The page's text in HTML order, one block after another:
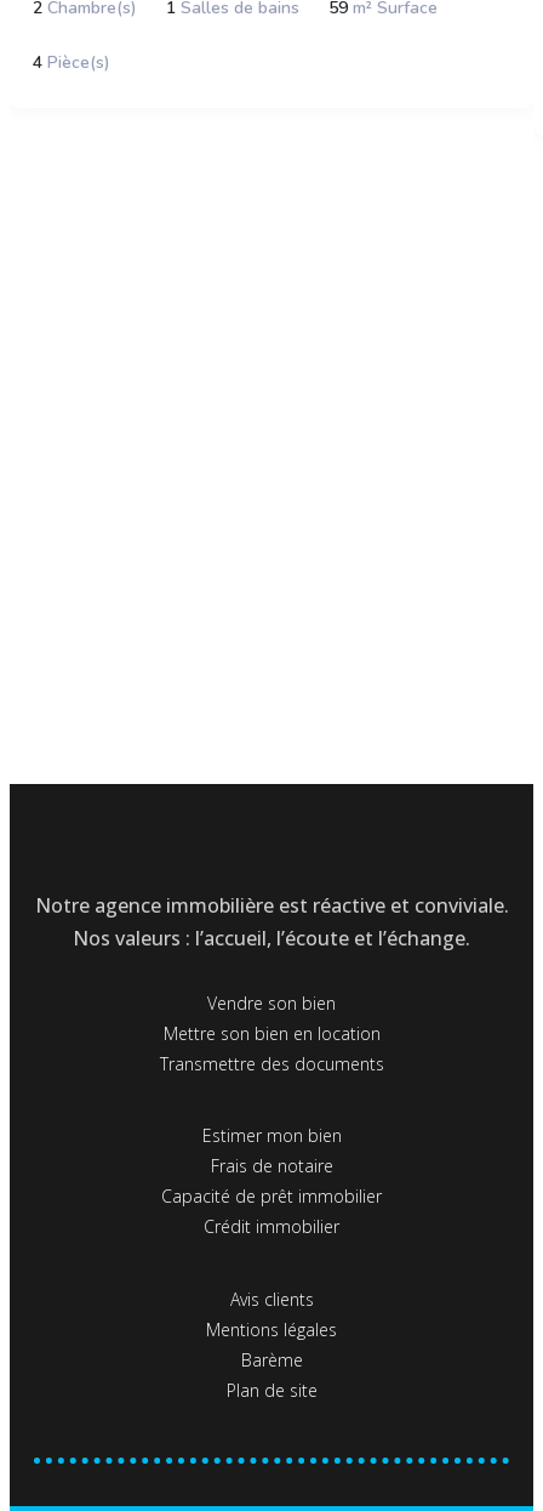
2 Chambre(s) 1 Salles de bains 59 m² Surface
4 Pièce(s)
Notre agence immobilière est réactive et conviviale.
Nos valeurs : l’accueil, l’écoute et l’échange.
Vendre son bien
Mettre son bien en location
Transmettre des documents
Estimer mon bien
Frais de notaire
Capacité de prêt immobilier
Crédit immobilier
Avis clients
Mentions légales
Barème
Plan de site